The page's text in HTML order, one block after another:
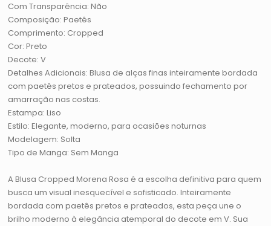
Com Transparência: Não
Composição: Paetês
Comprimento: Cropped
Cor: Preto
Decote: V
Detalhes Adicionais: Blusa de alças finas inteiramente bordada
com paetês pretos e prateados, possuindo fechamento por
amarração nas costas.
Estampa: Liso
Estilo: Elegante, moderno, para ocasiões noturnas
Modelagem: Solta
Tipo de Manga: Sem Manga
A Blusa Cropped Morena Rosa é a escolha definitiva para quem
busca um visual inesquecível e sofisticado. Inteiramente
bordada com paetês pretos e prateados, esta peça une o
brilho moderno à elegância atemporal do decote em V. Sua